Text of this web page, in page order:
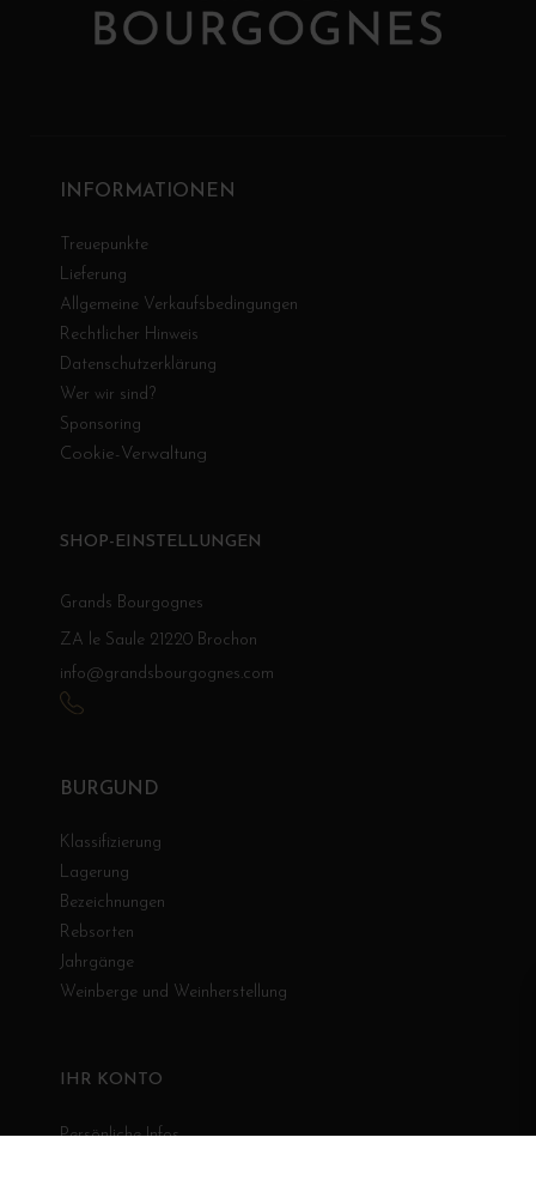
INFORMATIONEN
Treuepunkte
Lieferung
Allgemeine Verkaufsbedingungen
Rechtlicher Hinweis
Datenschutzerklärung
Wer wir sind?
Sponsoring
Cookie-Verwaltung
BURGUND
Klassifizierung
Lagerung
Bezeichnungen
Rebsorten
Jahrgänge
Weinberge und Weinherstellung
IHR KONTO
Persönliche Infos
SHOP-EINSTELLUNGEN
Grands Bourgognes
ZA le Saule 21220 Brochon
info@grandsbourgognes.com